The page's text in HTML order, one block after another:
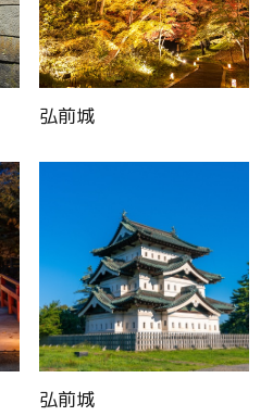
弘前城
弘前城